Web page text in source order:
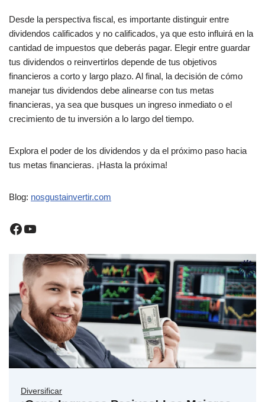
Desde la perspectiva fiscal, es importante distinguir entre
dividendos calificados y no calificados, ya que esto influirá en la
cantidad de impuestos que deberás pagar. Elegir entre guardar
tus dividendos o reinvertirlos depende de tus objetivos
financieros a corto y largo plazo. Al final, la decisión de cómo
manejar tus dividendos debe alinearse con tus metas
financieras, ya sea que busques un ingreso inmediato o el
crecimiento de tu inversión a lo largo del tiempo.
Explora el poder de los dividendos y da el próximo paso hacia
tus metas financieras. ¡Hasta la próxima!
Blog: nosgustainvertir.com
Diversificar